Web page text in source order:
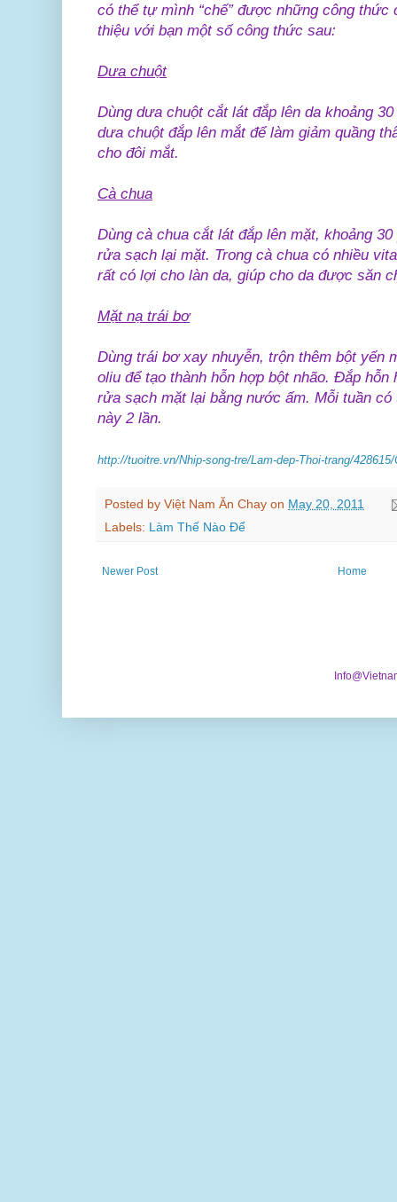
có thể tự mình “chế” được những công thức
thiệu với bạn một số công thức sau:
Dưa chuột
Dùng dưa chuột cắt lát đắp lên da khoảng
dưa chuột đắp lên mắt để làm giảm quầng
cho đôi mắt.
Cà chua
Dùng cà chua cắt lát đắp lên mặt, khoảng
rửa sạch lại mặt. Trong cà chua có nhiều
rất có lợi cho làn da, giúp cho da được săn
Mặt nạ trái bơ
Dùng trái bơ xay nhuyễn, trộn thêm bột yến
oliu để tạo thành hỗn hợp bột nhão. Đắp
rửa sạch mặt lại bằng nước ấm. Mỗi tuần có
này 2 lần.
http://tuoitre.vn/Nhip-song-tre/Lam-dep-Thoi-trang/
Posted by Việt Nam Ăn Chay on May 20, 2011
Labels: Làm Thế Nào Để
Newer Post Home